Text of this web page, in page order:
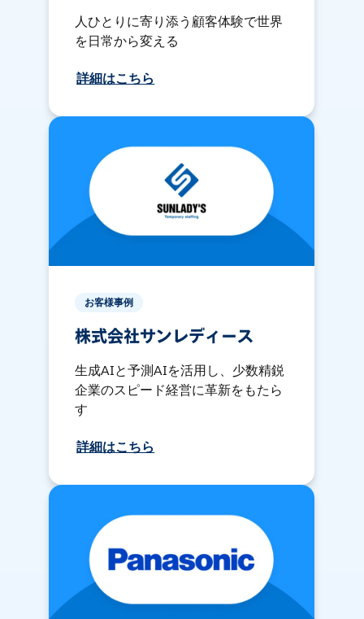
人ひとりに寄り添う顧客体験で世界
を日常から変える
詳細はこちら
お客様事例
株式会社サンレディース
生成AIと予測AIを活用し、少数精鋭
企業のスピード経営に革新をもたら
す
詳細はこちら